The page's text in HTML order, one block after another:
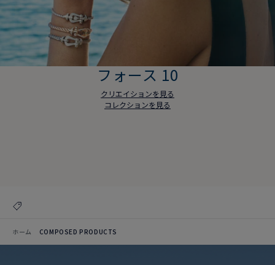
フォース 10
クリエイションを見る
コレクションを見る
ホーム COMPOSED PRODUCTS